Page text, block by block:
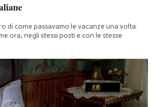
di come passavamo le vacanze una volta:
ora, negli stessi posti e con le stesse